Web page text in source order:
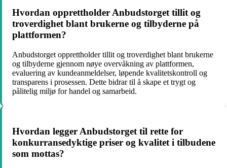
Hvordan opprettholder Anbudstorget tillit og
troverdighet blant brukerne og tilbyderne på
plattformen?
Anbudstorget opprettholder tillit og troverdighet blant brukerne
og tilbyderne gjennom nøye overvåkning av plattformen,
evaluering av kundeanmeldelser, løpende kvalitetskontroll og
transparens i prosessen. Dette bidrar til å skape et trygt og
pålitelig miljø for handel og samarbeid.
Hvordan legger Anbudstorget til rette for
konkurransedyktige priser og kvalitet i tilbudene
som mottas?